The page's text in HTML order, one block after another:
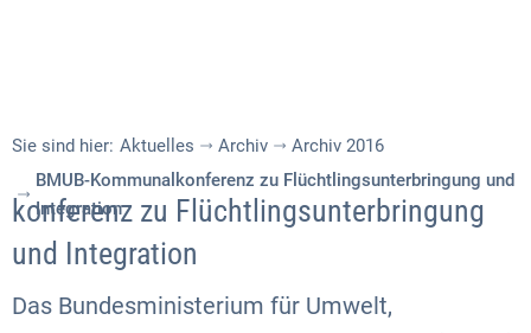
Sie sind hier: Aktuelles Archiv
Archiv 2016
BMUB-Kommunalkonferenz zu Flüchtlingsunterbringung und
Integration
konferenz zu Flüchtlingsunterbringung
und Integration
Das Bundesministerium für Umwelt,